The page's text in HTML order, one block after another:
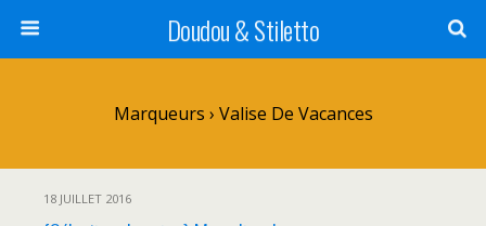
Doudou & Stiletto
Marqueurs › Valise De Vacances
18 JUILLET 2016